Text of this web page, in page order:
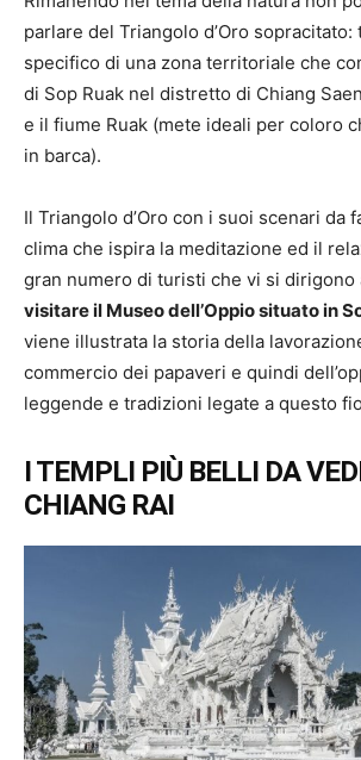
parlare del Triangolo d’Oro
specifico di una zona territoriale che
di Sop Ruak nel distretto di Chiang
e il fiume Ruak (mete ideali per coloro
in barca).
Il Triangolo d’Oro con i suoi scenari da
clima che ispira la meditazione ed il
gran numero di turisti che vi si dirigono
visitare il Museo dell’Oppio situato in
viene illustrata la storia della
commercio dei papaveri e quindi
leggende e tradizioni legate a questo
I TEMPLI PIÙ BELLI DA
CHIANG RAI